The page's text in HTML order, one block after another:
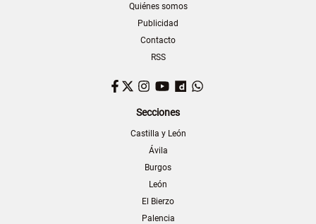
Quiénes somos
Publicidad
Contacto
RSS
Facebook
TwitterInstagram
YouTubeDailymotion
Secciones
Castilla y León
Ávila
Burgos
León
El Bierzo
Palencia